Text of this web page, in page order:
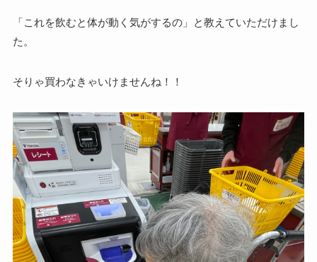
「これを飲むと体が動く気がするの」と教えていただけまし
た。
そりゃ買わなきゃいけませんね！！